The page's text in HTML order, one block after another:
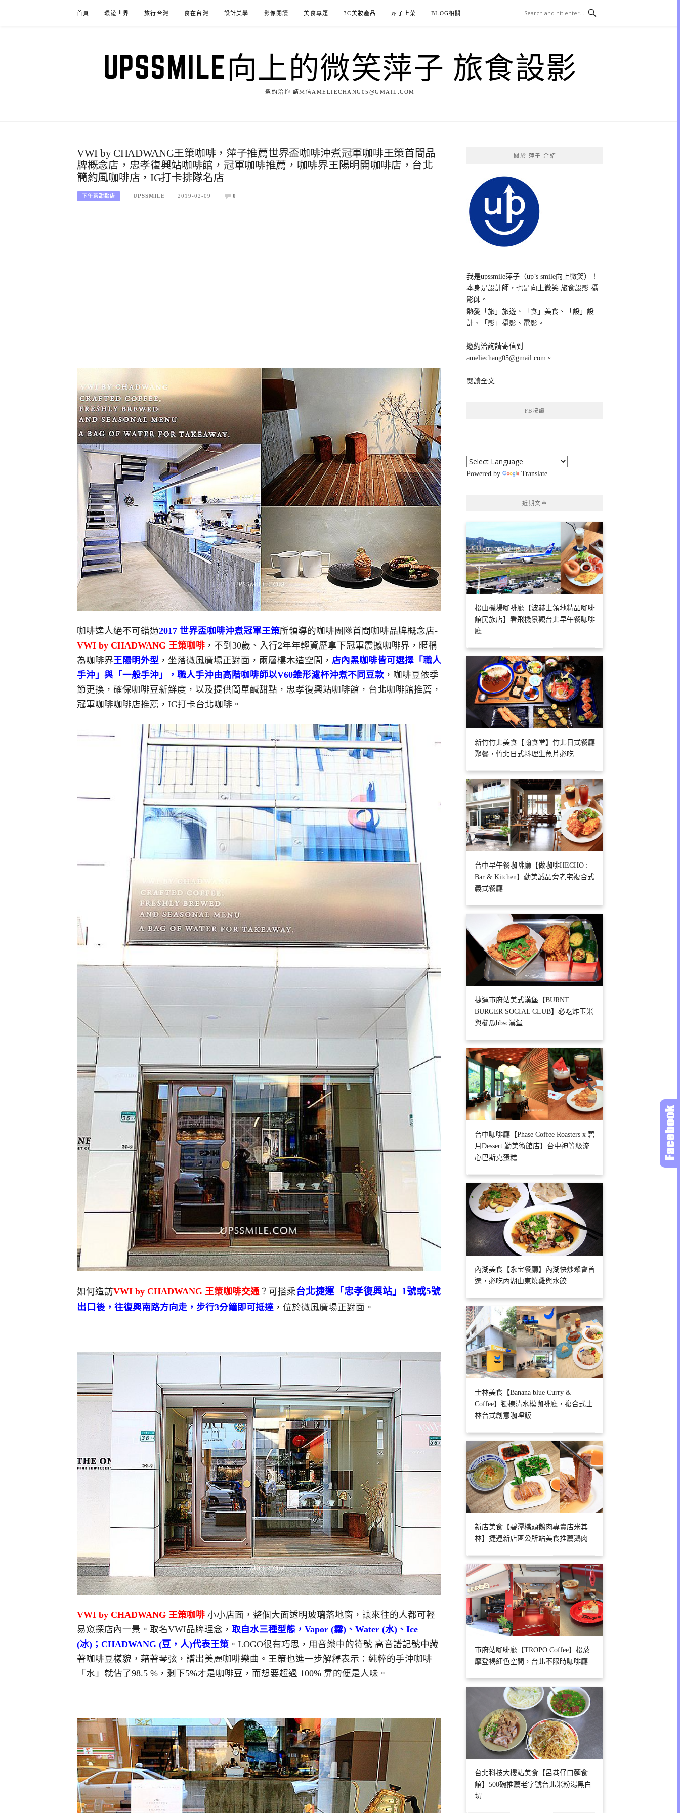
首頁 環遊世界 旅行台灣 食在台灣 設計美學 影像閱讀 美食專題 3C美妝產品 萍子上菜 BLOG相關
UPSSMILE向上的微笑萍子 旅食設影
邀約洽詢 請來信AMELIECHANG05@GMAIL.COM
VWI by CHADWANG王策咖啡，萍子推薦世界盃咖啡沖煮冠軍咖啡王策首間品
牌概念店，忠孝復興站咖啡館，冠軍咖啡推薦，咖啡界王陽明開咖啡店，台北
簡約風咖啡店，IG打卡排隊名店
下午茶甜點店 UPSSMILE 2019-02-09 0
咖啡達人絕不可錯過2017 世界盃咖啡沖煮冠軍王策所領導的咖啡團隊首間咖啡品牌概念店-
VWI by CHADWANG 王策咖啡 ，不到30歲、入行2年年輕資歷拿下冠軍震撼咖啡界，暱稱
為咖啡界王陽明外型 ，坐落微風廣場正對面，兩層樓木造空間， 店內黑咖啡皆可選擇「職人
手沖」與「一般手沖」，職人手沖由高階咖啡師以V60錐形濾杯沖煮不同豆款 ，咖啡豆依季
節更換，確保咖啡豆新鮮度，以及提供簡單鹹甜點，忠孝復興站咖啡館，台北咖啡館推薦，
冠軍咖啡咖啡店推薦，IG打卡台北咖啡。
如何造訪VWI by CHADWANG 王策咖啡交通 ？可搭乘台北捷運「忠孝復興站」1號或5號
出口 後，往復興南路方向走，步行3分鐘即可抵達 ，位於微風廣場正對面。
VWI by CHADWANG 王策咖啡 小小店面，整個大面透明玻璃落地窗，讓來往的人都可輕
易窺探店內一景。取名VWI品牌理念， 取自水三種型態， Vapor (霧)、Water (水)、Ice
(冰)；CHADWANG (豆，人)代表王策 。LOGO很有巧思，用音樂中的符號 高音譜記號中藏
著咖啡豆樣貌，藉著琴弦，譜出美麗咖啡樂曲。王策也進一步解釋表示：純粹的手沖咖啡
「水」就佔了98.5 %，剩下5%才是咖啡豆，而想要超過 100% 靠的便是人味。
關於 萍子 介紹
我是upssmile萍子（up’s smile向上微笑）！
本身是設計師，也是向上微笑 旅食設影 攝
影師。
熱愛「旅」旅遊、「食」美食、「設」設
計、「影」攝影、電影。
邀約洽詢請寄信到
ameliechang05@gmail.com。
閱讀全文
FB按讚
Powered by Translate
近期文章
松山機場咖啡廳【波赫士領地精品咖啡
館民族店】看飛機景觀台北早午餐咖啡
廳
新竹竹北美食【翰食堂】竹北日式餐廳
聚餐，竹北日式料理生魚片必吃
台中早午餐咖啡廳【做咖啡HECHO :
Bar & Kitchen】勤美誠品旁老宅複合式
義式餐廳
捷運市府站美式漢堡【BURNT
BURGER SOCIAL CLUB】必吃炸玉米
與櫛瓜bbsc漢堡
台中咖啡廳【Phase Coffee Roasters x 碧
月Dessert 勤美術館店】台中神等級流
心巴斯克蛋糕
內湖美食【永宝餐廳】內湖快炒聚會首
選，必吃內湖山東燒雞與水餃
士林美食【Banana blue Curry &
Coffee】獨棟清水模咖啡廳，複合式士
林台式創意咖哩飯
新店美食【碧潭橋頭鵝肉專賣店米其
林】捷運新店區公所站美食推薦鵝肉
市府站咖啡廳【TROPO Coffee】松菸
摩登褐紅色空間，台北不限時咖啡廳
台北科技大樓站美食【呂巷仔口麵食
館】500碗推薦老字號台北米粉湯黑白
切